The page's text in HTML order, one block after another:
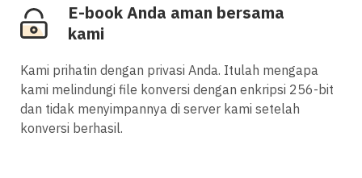
E-book Anda aman bersama
kami
Kami prihatin dengan privasi Anda. Itulah mengapa
kami melindungi file konversi dengan enkripsi 256-bit
dan tidak menyimpannya di server kami setelah
konversi berhasil.